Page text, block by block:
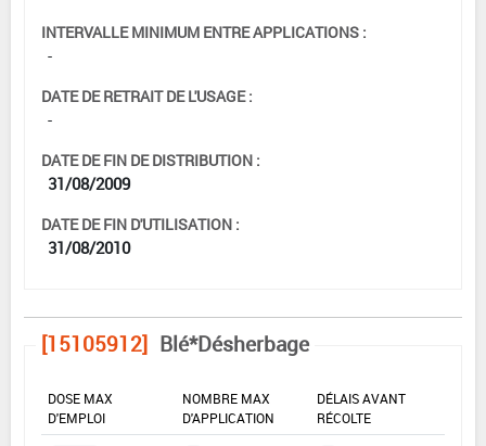
INTERVALLE MINIMUM ENTRE APPLICATIONS :
-
DATE DE RETRAIT DE L'USAGE :
-
DATE DE FIN DE DISTRIBUTION :
31/08/2009
DATE DE FIN D'UTILISATION :
31/08/2010
[15105912] Blé*Désherbage
DOSE MAX
D'EMPLOI
NOMBRE MAX
D'APPLICATION
DÉLAIS AVANT
RÉCOLTE